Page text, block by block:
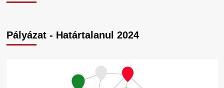
Pályázat - Határtalanul 2024